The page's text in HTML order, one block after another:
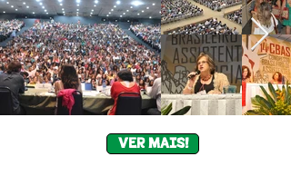
VER MAIS!